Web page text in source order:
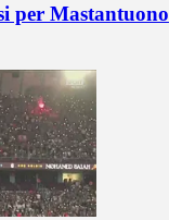
per Mastantuono